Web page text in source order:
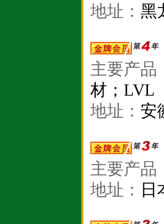
地址： 黑
主要产品
材；LVL
地址： 安
主要产品
地址： 日